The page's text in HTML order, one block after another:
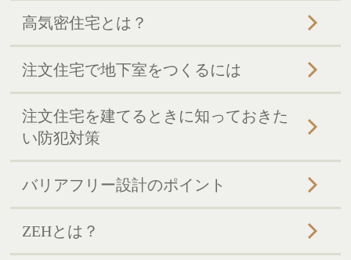
高気密住宅とは？
注文住宅で地下室をつくるには
注文住宅を建てるときに知っておきた
い防犯対策
バリアフリー設計のポイント
ZEHとは？